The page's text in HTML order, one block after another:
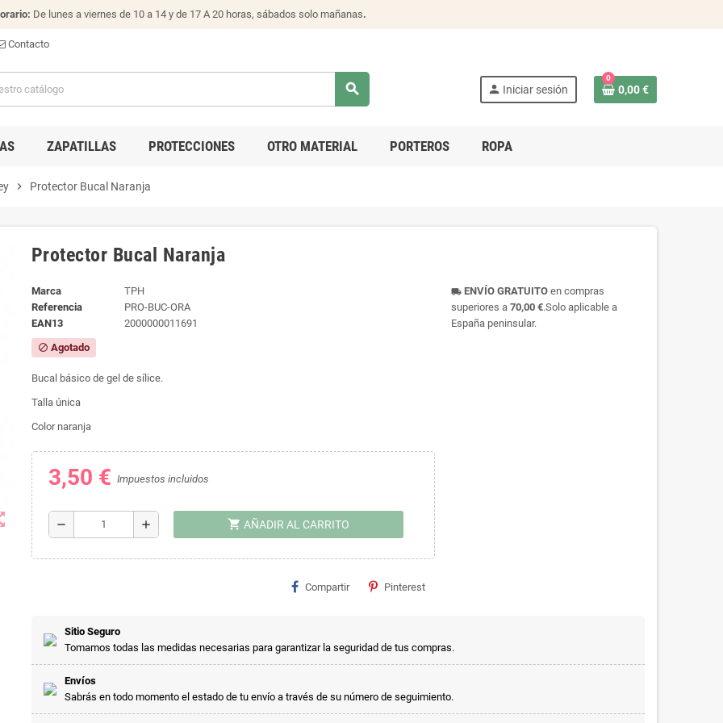
De lunes a viernes de 10 a 14 y de 17 A 20 horas, sábados solo mañanas.
Contacto
search person Iniciar sesión
0
0,00 €
ZAPATILLAS PROTECCIONES OTRO MATERIAL PORTEROS ROPA
chevron_right Protector Bucal Naranja
Protector Bucal Naranja
Marca
TPH
Referencia
PRO-BUC-ORA
EAN13
2000000011691
block Agotado
Bucal básico de gel de sílice.
Talla única
Color naranja
3,50 € Impuestos incluidos
remove add shopping_cart AÑADIR AL CARRITO
Compartir Pinterest
local_shipping ENVÍO GRATUITOen compras
superiores a 70,00 €.Solo aplicable a
España peninsular.
Sitio Seguro
Tomamos todas las medidas necesarias para garantizar la seguridad de tus compras.
Envíos
Sabrás en todo momento el estado de tu envío a través de su número de seguimiento.